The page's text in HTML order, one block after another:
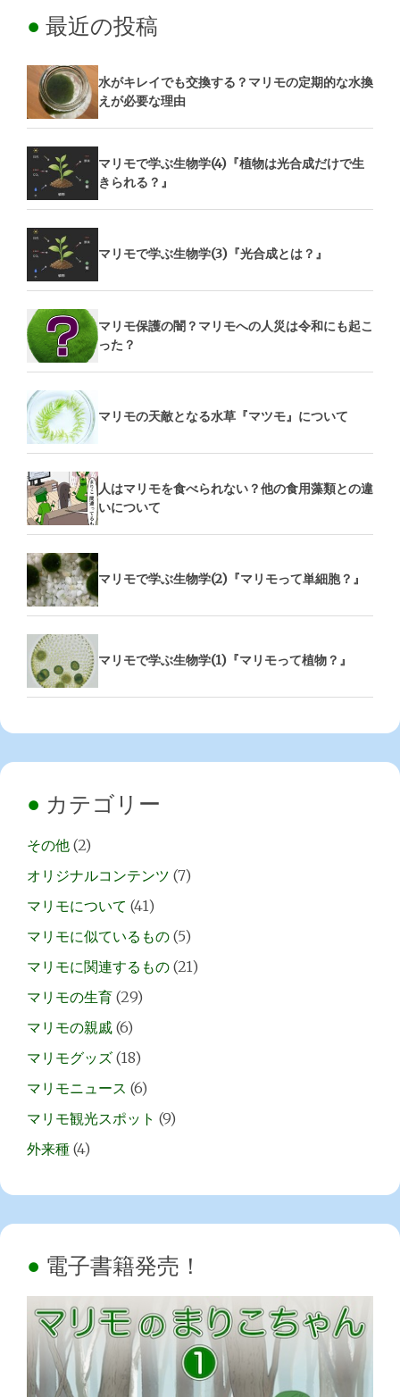
最近の投稿
水がキレイでも交換する？マリモの定期的な水換
えが必要な理由
マリモで学ぶ生物学(4)『植物は光合成だけで生
きられる？』
マリモで学ぶ生物学(3)『光合成とは？』
マリモ保護の闇？マリモへの人災は令和にも起こ
った？
マリモの天敵となる水草『マツモ』について
人はマリモを食べられない？他の食用藻類との違
いについて
マリモで学ぶ生物学(2)『マリモって単細胞？』
マリモで学ぶ生物学(1)『マリモって植物？』
カテゴリー
その他 (2)
オリジナルコンテンツ (7)
マリモについて (41)
マリモに似ているもの (5)
マリモに関連するもの (21)
マリモの生育 (29)
マリモの親戚 (6)
マリモグッズ (18)
マリモニュース (6)
マリモ観光スポット (9)
外来種 (4)
電子書籍発売！